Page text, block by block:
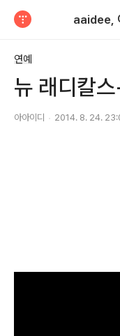
연예
뉴 래디칼
아아이디 2014. 8. 24.